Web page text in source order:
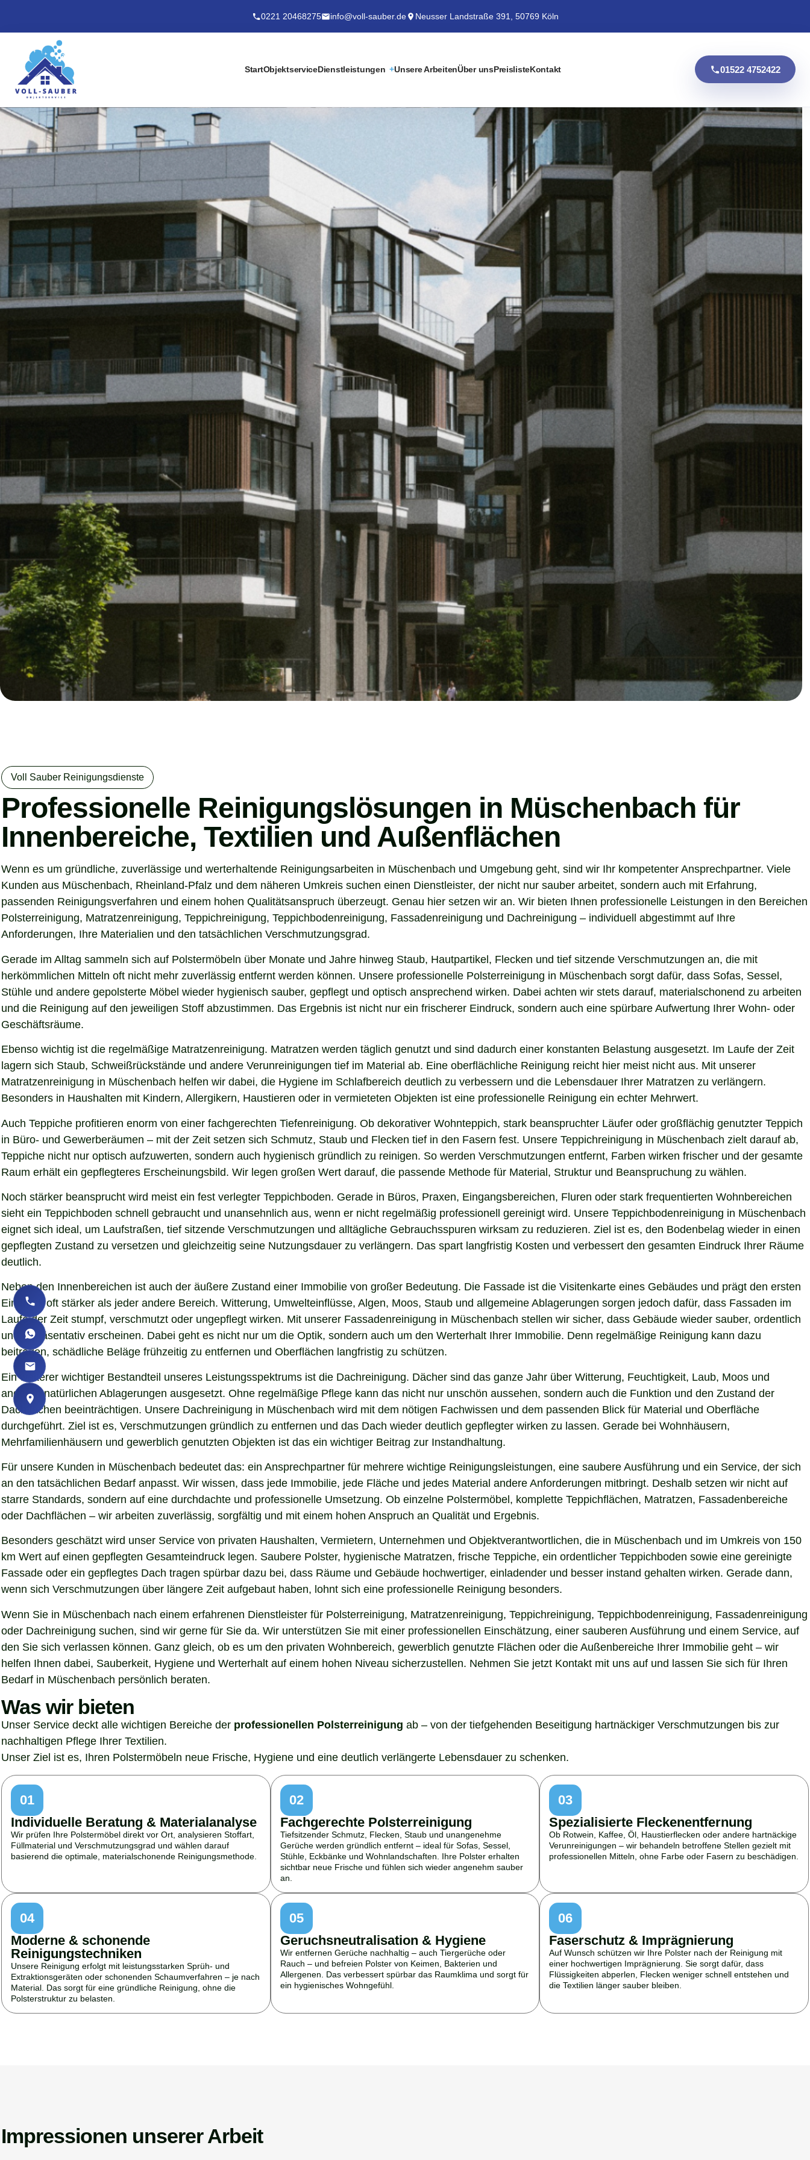
0221 20468275 info@voll-sauber.de Neusser Landstraße 391, 50769 Köln
StartObjektserviceDienstleistungen Unsere ArbeitenÜber unsPreislisteKontakt 01522 4752422
Voll Sauber Reinigungsdienste
Professionelle Reinigungslösungen in Müschenbach für
Innenbereiche, Textilien und Außenflächen
Wenn es um gründliche, zuverlässige und werterhaltende Reinigungsarbeiten in Müschenbach und Umgebung geht, sind wir Ihr kompetenter Ansprechpartner. Viele
Kunden aus Müschenbach, Rheinland-Pfalz und dem näheren Umkreis suchen einen Dienstleister, der nicht nur sauber arbeitet, sondern auch mit Erfahrung,
passenden Reinigungsverfahren und einem hohen Qualitätsanspruch überzeugt. Genau hier setzen wir an. Wir bieten Ihnen professionelle Leistungen in den Bereichen
Polsterreinigung, Matratzenreinigung, Teppichreinigung, Teppichbodenreinigung, Fassadenreinigung und Dachreinigung – individuell abgestimmt auf Ihre
Anforderungen, Ihre Materialien und den tatsächlichen Verschmutzungsgrad.
Gerade im Alltag sammeln sich auf Polstermöbeln über Monate und Jahre hinweg Staub, Hautpartikel, Flecken und tief sitzende Verschmutzungen an, die mit
herkömmlichen Mitteln oft nicht mehr zuverlässig entfernt werden können. Unsere professionelle Polsterreinigung in Müschenbach sorgt dafür, dass Sofas, Sessel,
Stühle und andere gepolsterte Möbel wieder hygienisch sauber, gepflegt und optisch ansprechend wirken. Dabei achten wir stets darauf, materialschonend zu arbeiten
und die Reinigung auf den jeweiligen Stoff abzustimmen. Das Ergebnis ist nicht nur ein frischerer Eindruck, sondern auch eine spürbare Aufwertung Ihrer Wohn- oder
Geschäftsräume.
Ebenso wichtig ist die regelmäßige Matratzenreinigung. Matratzen werden täglich genutzt und sind dadurch einer konstanten Belastung ausgesetzt. Im Laufe der Zeit
lagern sich Staub, Schweißrückstände und andere Verunreinigungen tief im Material ab. Eine oberflächliche Reinigung reicht hier meist nicht aus. Mit unserer
Matratzenreinigung in Müschenbach helfen wir dabei, die Hygiene im Schlafbereich deutlich zu verbessern und die Lebensdauer Ihrer Matratzen zu verlängern.
Besonders in Haushalten mit Kindern, Allergikern, Haustieren oder in vermieteten Objekten ist eine professionelle Reinigung ein echter Mehrwert.
Auch Teppiche profitieren enorm von einer fachgerechten Tiefenreinigung. Ob dekorativer Wohnteppich, stark beanspruchter Läufer oder großflächig genutzter Teppich
in Büro- und Gewerberäumen – mit der Zeit setzen sich Schmutz, Staub und Flecken tief in den Fasern fest. Unsere Teppichreinigung in Müschenbach zielt darauf ab,
Teppiche nicht nur optisch aufzuwerten, sondern auch hygienisch gründlich zu reinigen. So werden Verschmutzungen entfernt, Farben wirken frischer und der gesamte
Raum erhält ein gepflegteres Erscheinungsbild. Wir legen großen Wert darauf, die passende Methode für Material, Struktur und Beanspruchung zu wählen.
Noch stärker beansprucht wird meist ein fest verlegter Teppichboden. Gerade in Büros, Praxen, Eingangsbereichen, Fluren oder stark frequentierten Wohnbereichen
sieht ein Teppichboden schnell gebraucht und unansehnlich aus, wenn er nicht regelmäßig professionell gereinigt wird. Unsere Teppichbodenreinigung in Müschenbach
eignet sich ideal, um Laufstraßen, tief sitzende Verschmutzungen und alltägliche Gebrauchsspuren wirksam zu reduzieren. Ziel ist es, den Bodenbelag wieder in einen
gepflegten Zustand zu versetzen und gleichzeitig seine Nutzungsdauer zu verlängern. Das spart langfristig Kosten und verbessert den gesamten Eindruck Ihrer Räume
deutlich.
Neben den Innenbereichen ist auch der äußere Zustand einer Immobilie von großer Bedeutung. Die Fassade ist die Visitenkarte eines Gebäudes und prägt den ersten
Eindruck oft stärker als jeder andere Bereich. Witterung, Umwelteinflüsse, Algen, Moos, Staub und allgemeine Ablagerungen sorgen jedoch dafür, dass Fassaden im
Laufe der Zeit stumpf, verschmutzt oder ungepflegt wirken. Mit unserer Fassadenreinigung in Müschenbach stellen wir sicher, dass Gebäude wieder sauber, ordentlich
und repräsentativ erscheinen. Dabei geht es nicht nur um die Optik, sondern auch um den Werterhalt Ihrer Immobilie. Denn regelmäßige Reinigung kann dazu
beitragen, schädliche Beläge frühzeitig zu entfernen und Oberflächen langfristig zu schützen.
Ein weiterer wichtiger Bestandteil unseres Leistungsspektrums ist die Dachreinigung. Dächer sind das ganze Jahr über Witterung, Feuchtigkeit, Laub, Moos und
anderen natürlichen Ablagerungen ausgesetzt. Ohne regelmäßige Pflege kann das nicht nur unschön aussehen, sondern auch die Funktion und den Zustand der
Dachflächen beeinträchtigen. Unsere Dachreinigung in Müschenbach wird mit dem nötigen Fachwissen und dem passenden Blick für Material und Oberfläche
durchgeführt. Ziel ist es, Verschmutzungen gründlich zu entfernen und das Dach wieder deutlich gepflegter wirken zu lassen. Gerade bei Wohnhäusern,
Mehrfamilienhäusern und gewerblich genutzten Objekten ist das ein wichtiger Beitrag zur Instandhaltung.
Für unsere Kunden in Müschenbach bedeutet das: ein Ansprechpartner für mehrere wichtige Reinigungsleistungen, eine saubere Ausführung und ein Service, der sich
an den tatsächlichen Bedarf anpasst. Wir wissen, dass jede Immobilie, jede Fläche und jedes Material andere Anforderungen mitbringt. Deshalb setzen wir nicht auf
starre Standards, sondern auf eine durchdachte und professionelle Umsetzung. Ob einzelne Polstermöbel, komplette Teppichflächen, Matratzen, Fassadenbereiche
oder Dachflächen – wir arbeiten zuverlässig, sorgfältig und mit einem hohen Anspruch an Qualität und Ergebnis.
Besonders geschätzt wird unser Service von privaten Haushalten, Vermietern, Unternehmen und Objektverantwortlichen, die in Müschenbach und im Umkreis von 150
km Wert auf einen gepflegten Gesamteindruck legen. Saubere Polster, hygienische Matratzen, frische Teppiche, ein ordentlicher Teppichboden sowie eine gereinigte
Fassade oder ein gepflegtes Dach tragen spürbar dazu bei, dass Räume und Gebäude hochwertiger, einladender und besser instand gehalten wirken. Gerade dann,
wenn sich Verschmutzungen über längere Zeit aufgebaut haben, lohnt sich eine professionelle Reinigung besonders.
Wenn Sie in Müschenbach nach einem erfahrenen Dienstleister für Polsterreinigung, Matratzenreinigung, Teppichreinigung, Teppichbodenreinigung, Fassadenreinigung
oder Dachreinigung suchen, sind wir gerne für Sie da. Wir unterstützen Sie mit einer professionellen Einschätzung, einer sauberen Ausführung und einem Service, auf
den Sie sich verlassen können. Ganz gleich, ob es um den privaten Wohnbereich, gewerblich genutzte Flächen oder die Außenbereiche Ihrer Immobilie geht – wir
helfen Ihnen dabei, Sauberkeit, Hygiene und Werterhalt auf einem hohen Niveau sicherzustellen. Nehmen Sie jetzt Kontakt mit uns auf und lassen Sie sich für Ihren
Bedarf in Müschenbach persönlich beraten.
Was wir bieten
Unser Service deckt alle wichtigen Bereiche der professionellen Polsterreinigung ab – von der tiefgehenden Beseitigung hartnäckiger Verschmutzungen bis zur
nachhaltigen Pflege Ihrer Textilien.
Unser Ziel ist es, Ihren Polstermöbeln neue Frische, Hygiene und eine deutlich verlängerte Lebensdauer zu schenken.
01
Individuelle Beratung & Materialanalyse
Wir prüfen Ihre Polstermöbel direkt vor Ort, analysieren Stoffart,
Füllmaterial und Verschmutzungsgrad und wählen darauf
basierend die optimale, materialschonende Reinigungsmethode.
02
Fachgerechte Polsterreinigung
Tiefsitzender Schmutz, Flecken, Staub und unangenehme
Gerüche werden gründlich entfernt – ideal für Sofas, Sessel,
Stühle, Eckbänke und Wohnlandschaften. Ihre Polster erhalten
sichtbar neue Frische und fühlen sich wieder angenehm sauber
an.
03
Spezialisierte Fleckenentfernung
Ob Rotwein, Kaffee, Öl, Haustierflecken oder andere hartnäckige
Verunreinigungen – wir behandeln betroffene Stellen gezielt mit
professionellen Mitteln, ohne Farbe oder Fasern zu beschädigen.
04
Moderne & schonende
Reinigungstechniken
Unsere Reinigung erfolgt mit leistungsstarken Sprüh- und
Extraktionsgeräten oder schonenden Schaumverfahren – je nach
Material. Das sorgt für eine gründliche Reinigung, ohne die
Polsterstruktur zu belasten.
05
Geruchsneutralisation & Hygiene
Wir entfernen Gerüche nachhaltig – auch Tiergerüche oder
Rauch – und befreien Polster von Keimen, Bakterien und
Allergenen. Das verbessert spürbar das Raumklima und sorgt für
ein hygienisches Wohngefühl.
06
Faserschutz & Imprägnierung
Auf Wunsch schützen wir Ihre Polster nach der Reinigung mit
einer hochwertigen Imprägnierung. Sie sorgt dafür, dass
Flüssigkeiten abperlen, Flecken weniger schnell entstehen und
die Textilien länger sauber bleiben.
Impressionen unserer Arbeit